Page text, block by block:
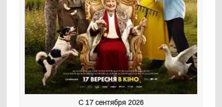
С 17 сентября 2026